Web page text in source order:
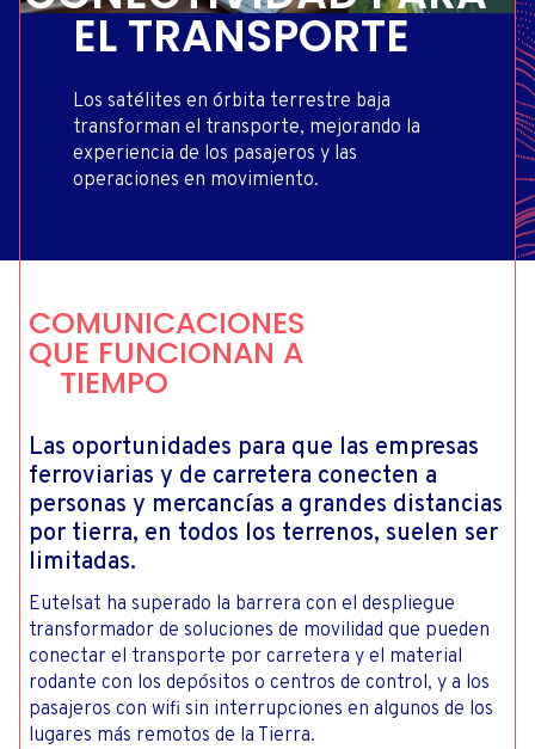
EL TRANSPORTE
Los satélites en órbita terrestre baja
transforman el transporte, mejorando la
experiencia de los pasajeros y las
operaciones en movimiento.
COMUNICACIONES
QUE FUNCIONAN A
TIEMPO
Las oportunidades para que las empresas
ferroviarias y de carretera conecten a
personas y mercancías a grandes distancias
por tierra, en todos los terrenos, suelen ser
limitadas.
Eutelsat ha superado la barrera con el despliegue
transformador de soluciones de movilidad que pueden
conectar el transporte por carretera y el material
rodante con los depósitos o centros de control, y a los
pasajeros con wifi sin interrupciones en algunos de los
lugares más remotos de la Tierra.